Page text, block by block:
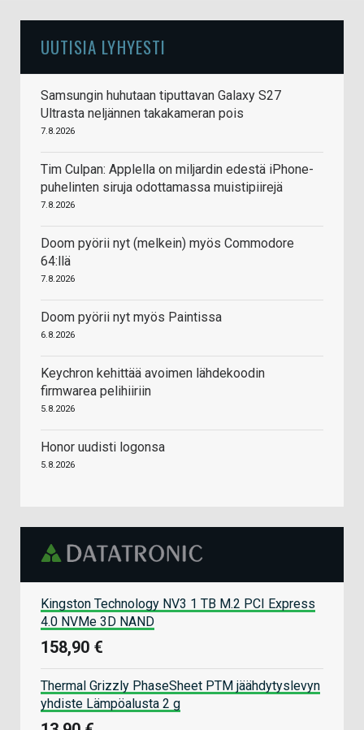
UUTISIA LYHYESTI
Samsungin huhutaan tiputtavan Galaxy S27
Ultrasta neljännen takakameran pois
7.8.2026
Tim Culpan: Applella on miljardin edestä iPhone-
puhelinten siruja odottamassa muistipiirejä
7.8.2026
Doom pyörii nyt (melkein) myös Commodore
64:llä
7.8.2026
Doom pyörii nyt myös Paintissa
6.8.2026
Keychron kehittää avoimen lähdekoodin
firmwarea pelihiiriin
5.8.2026
Honor uudisti logonsa
5.8.2026
Kingston Technology NV3 1 TB M.2 PCI Express
4.0 NVMe 3D NAND
158,90 €
Thermal Grizzly PhaseSheet PTM jäähdytyslevyn
yhdiste Lämpöalusta 2 g